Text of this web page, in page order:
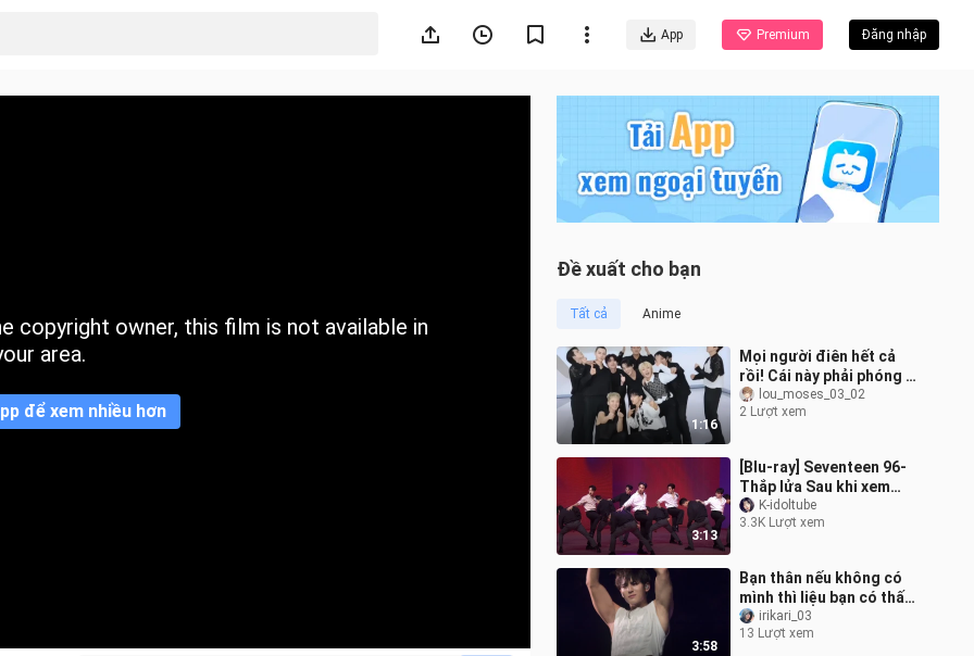
App Premium Đăng nhập
copyright owner, this film is not available in
area.
để xem nhiều hơn
Đề xuất cho bạn
Tất cả Anime
1:16
Mọi người điên hết cả
rồi! Cái này phải phóng to
ra rồi chia thành nhiều
nhóm để xem nhiều lần!
lou_moses_03_02
2 Lượt xem
3:13
[Blu-ray] Seventeen 96-
Thắp lửa Sau khi xem
xong sẽ luôn có chỗ bốc
cháy, tôi sẽ không nói
K-idoltube
3.3K Lượt xem
3:58
Bạn thân nếu không có
mình thì liệu bạn có thấy
Kim Min Kyu nhảy
highlight trên mặt bạn
irikari_03
13 Lượt xem